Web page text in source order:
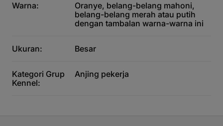
Warna:
Oranye, belang-belang mahoni,
belang-belang merah atau putih
dengan tambalan warna-warna ini
Ukuran: Besar
Kategori Grup
Kennel:
Anjing pekerja